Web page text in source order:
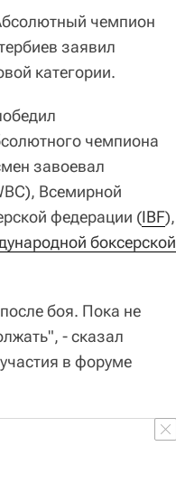
чемпион
заявил
категории.
чемпиона
завоевал
Всемирной
федерации (IBF),
боксерской
боя. Пока не
- сказал
в форуме